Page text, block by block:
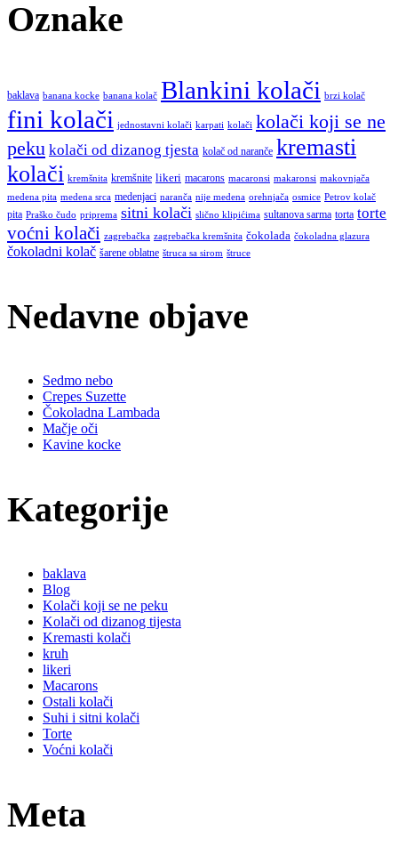
Oznake
baklava banana kocke banana kolač Blankini kolači brzi kolač
fini kolači jednostavni kolači karpati kolači kolači koji se ne
peku kolači od dizanog tjesta kolač od naranče kremasti
kolači kremšnita kremšnite likeri macarons macaronsi makaronsi makovnjača
medena pita medena srca medenjaci naranča nije medena orehnjača osmice Petrov kolač
pita Praško čudo priprema sitni kolači slično klipićima sultanova sarma torta torte
voćni kolači zagrebačka zagrebačka kremšnita čokolada čokoladna glazura
čokoladni kolač šarene oblatne štruca sa sirom štruce
Nedavne objave
Sedmo nebo
Crepes Suzette
Čokoladna Lambada
Mačje oči
Kavine kocke
Kategorije
baklava
Blog
Kolači koji se ne peku
Kolači od dizanog tijesta
Kremasti kolači
kruh
likeri
Macarons
Ostali kolači
Suhi i sitni kolači
Torte
Voćni kolači
Meta